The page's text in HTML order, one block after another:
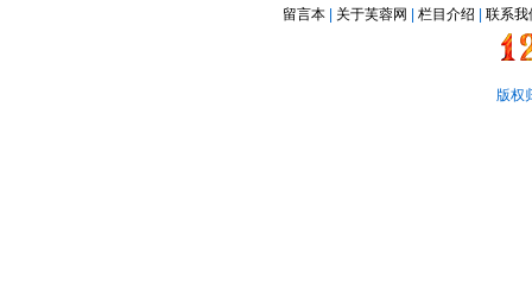
留言本| 关于芙蓉网 栏目介绍 联系我
版权